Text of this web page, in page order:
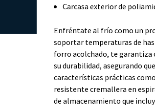
Carcasa exterior de
Enfréntate al frío como un
soportar temperaturas de
forro acolchado, te garantiza
su durabilidad, asegurando
características prácticas
resistente cremallera en
de almacenamiento que